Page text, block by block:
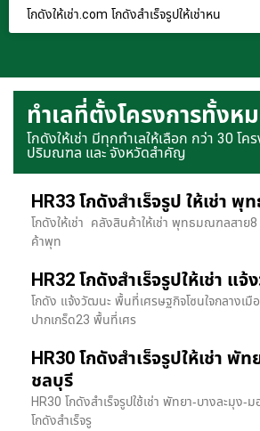
โกดังให้เช่า.com โกดังสำเร็จรูปให้เช่าหน
ทำเลที่ตั้งโครงการทั้งห
โกดังให้เช่า มีทุกทำเลให้เลือก กว่า 30 โ
ปริมณฑล และ จังหวัดสำคัญ
HR33 โกดังสำเร็จรูป ให้เช่า
โกดังให้เช่า คลังสินค้าให้เช่า พุทธมณฑลสาย
ค้าพุท
HR32 โกดังสำเร็จรูปให้เช่า แ
โกดัง แจ้งวัฒนะ พื้นที่เศรษฐกิจโซนใจกลางเ
ปากเกร็ด23 พื้นที่เศร
HR30 โกดังสำเร็จรูปให้เช่า พั
ชลบุรี
HR30 โกดังสำเร็จรูปใช้เช่า พัทยา-บางละมุง-
โกดังสำเร็จรู